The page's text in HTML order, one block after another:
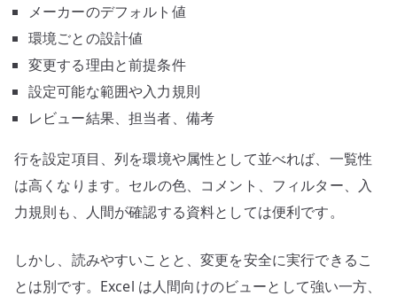
メーカーのデフォルト値
環境ごとの設計値
変更する理由と前提条件
設定可能な範囲や入力規則
レビュー結果、担当者、備考
行を設定項目、列を環境や属性として並べれば、一覧性
は高くなります。セルの色、コメント、フィルター、入
力規則も、人間が確認する資料としては便利です。
しかし、読みやすいことと、変更を安全に実行できるこ
とは別です。Excel は人間向けのビューとして強い一方、